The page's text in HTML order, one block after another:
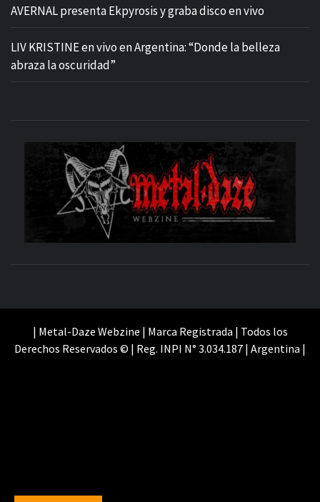
AVERNAL presenta Ekpyrosis y graba disco en vivo
LIV KRISTINE en vivo en Argentina: “Donde la belleza
abraza la oscuridad”
| Metal-Daze Webzine | Marca Registrada | Todos los
Derechos Reservados © | Reg. INPI N° 3.034.187 | Argentina |